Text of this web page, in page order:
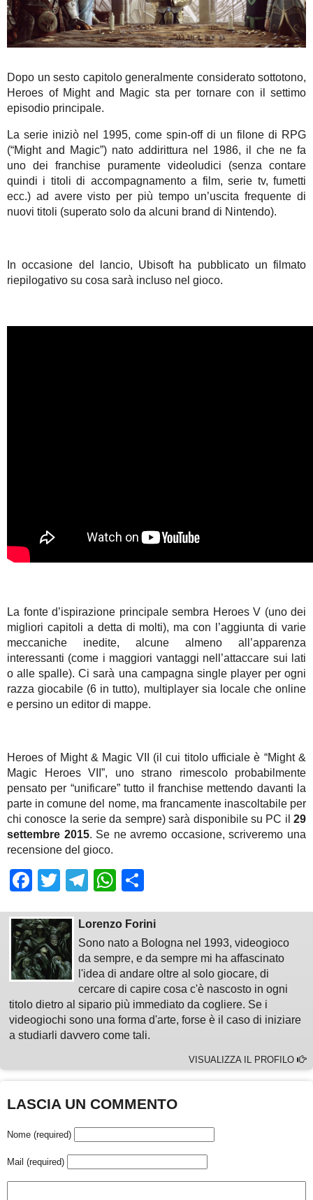
Dopo un sesto capitolo generalmente considerato sottotono,
Heroes of Might and Magic sta per tornare con il settimo
episodio principale.
La serie iniziò nel 1995, come spin-off di un filone di RPG
(“Might and Magic”) nato addirittura nel 1986, il che ne fa
uno dei franchise puramente videoludici (senza contare
quindi i titoli di accompagnamento a film, serie tv, fumetti
ecc.) ad avere visto per più tempo un’uscita frequente di
nuovi titoli (superato solo da alcuni brand di Nintendo).
In occasione del lancio, Ubisoft ha pubblicato un filmato
riepilogativo su cosa sarà incluso nel gioco.
La fonte d’ispirazione principale sembra Heroes V (uno dei
migliori capitoli a detta di molti), ma con l’aggiunta di varie
meccaniche inedite, alcune almeno all’apparenza
interessanti (come i maggiori vantaggi nell’attaccare sui lati
o alle spalle). Ci sarà una campagna single player per ogni
razza giocabile (6 in tutto), multiplayer sia locale che online
e persino un editor di mappe.
Heroes of Might & Magic VII (il cui titolo ufficiale è “Might &
Magic Heroes VII”, uno strano rimescolo probabilmente
pensato per “unificare” tutto il franchise mettendo davanti la
parte in comune del nome, ma francamente inascoltabile per
chi conosce la serie da sempre) sarà disponibile su PC il 29
settembre 2015. Se ne avremo occasione, scriveremo una
recensione del gioco.
Facebook
TwitterTelegram
WhatsApp
Lorenzo Forini
Sono nato a Bologna nel 1993, videogioco
da sempre, e da sempre mi ha affascinato
l'idea di andare oltre al solo giocare, di
cercare di capire cosa c'è nascosto in ogni
titolo dietro al sipario più immediato da cogliere. Se i
videogiochi sono una forma d'arte, forse è il caso di iniziare
a studiarli davvero come tali.
VISUALIZZA IL PROFILO
LASCIA UN COMMENTO
Nome (required)
Mail (required)